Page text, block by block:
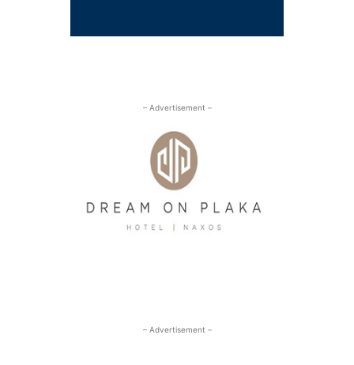
– Advertisement –
– Advertisement –